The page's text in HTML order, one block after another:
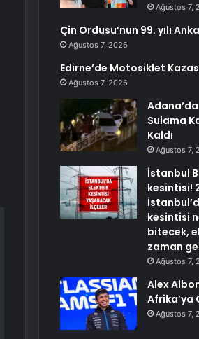
Ağustos 7,
Çin Ordusu’nun 99. yılı
Ağustos 7, 2026
Edirne’de Motosiklet
Ağustos 7, 2026
Sulama
Kaldı
Ağustos 7,
İstanbul
kesintisi!
kesintisi
bitecek,
zaman
Ağustos 7,
Alex
Afrika’ya
Ağustos 7,